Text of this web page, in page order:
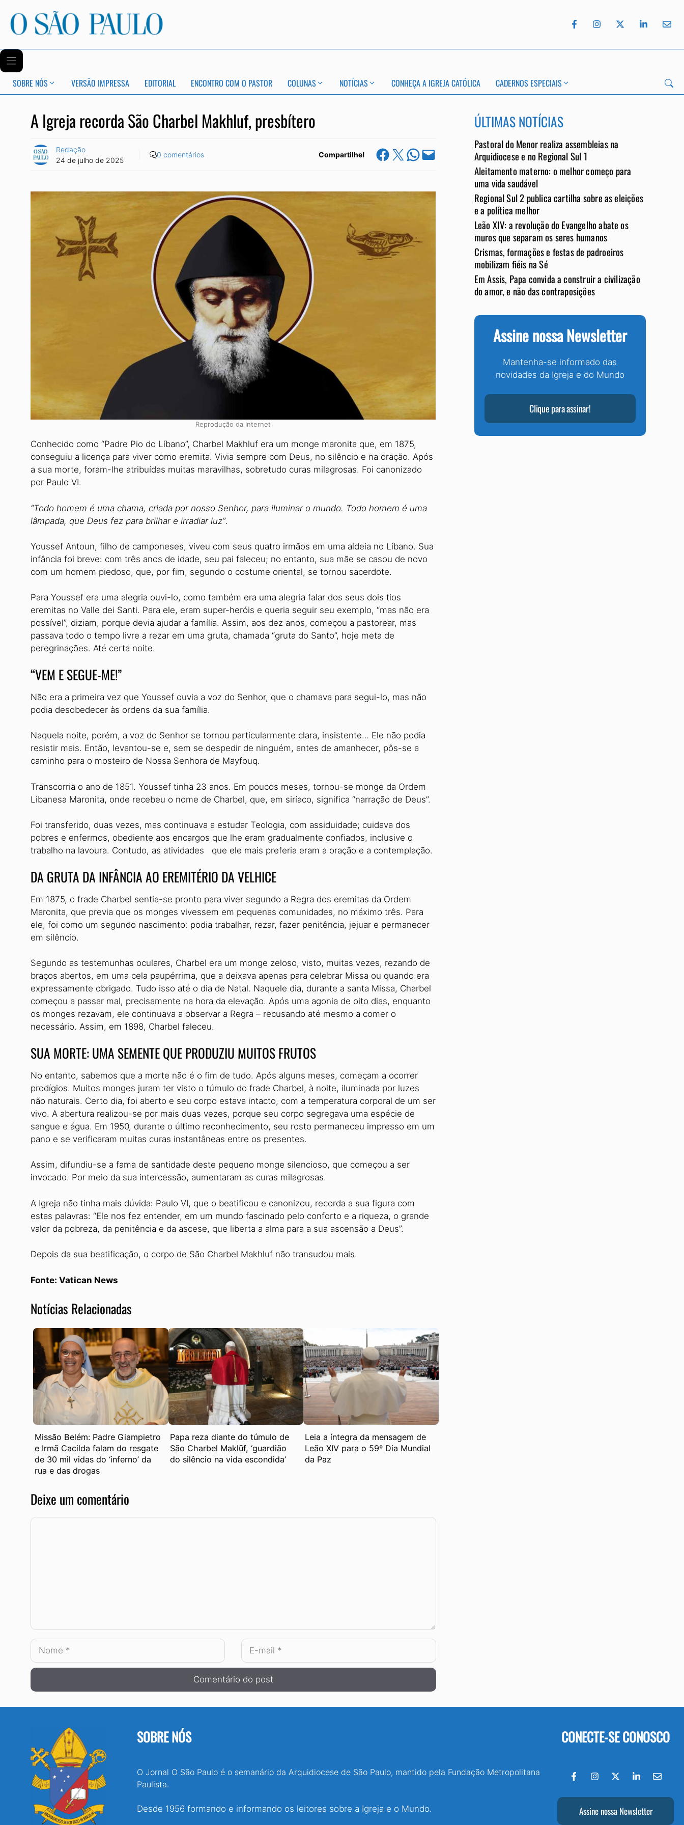
SOBRE NÓS VERSÃO IMPRESSA EDITORIAL ENCONTRO COM O PASTOR COLUNAS NOTÍCIAS CONHEÇA A IGREJA CATÓLICA CADERNOS ESPECIAIS
A Igreja recorda São Charbel Makhluf, presbítero
Redação
24 de julho de 2025
0 comentários Compartilhe! Share on Facebook
Share on X Share on WhatsApp
Email this Page
Reprodução da Internet
Conhecido como “Padre Pio do Líbano”, Charbel Makhluf era um monge maronita que, em 1875,
conseguiu a licença para viver como eremita. Vivia sempre com Deus, no silêncio e na oração. Após
a sua morte, foram-lhe atribuídas muitas maravilhas, sobretudo curas milagrosas. Foi canonizado
por Paulo VI.
“Todo homem é uma chama, criada por nosso Senhor, para iluminar o mundo. Todo homem é uma
lâmpada, que Deus fez para brilhar e irradiar luz”.
Youssef Antoun, filho de camponeses, viveu com seus quatro irmãos em uma aldeia no Líbano. Sua
infância foi breve: com três anos de idade, seu pai faleceu; no entanto, sua mãe se casou de novo
com um homem piedoso, que, por fim, segundo o costume oriental, se tornou sacerdote.
Para Youssef era uma alegria ouvi-lo, como também era uma alegria falar dos seus dois tios
eremitas no Valle dei Santi. Para ele, eram super-heróis e queria seguir seu exemplo, “mas não era
possível”, diziam, porque devia ajudar a família. Assim, aos dez anos, começou a pastorear, mas
passava todo o tempo livre a rezar em uma gruta, chamada “gruta do Santo”, hoje meta de
peregrinações. Até certa noite.
“VEM E SEGUE-ME!”
Não era a primeira vez que Youssef ouvia a voz do Senhor, que o chamava para segui-lo, mas não
podia desobedecer às ordens da sua família.
Naquela noite, porém, a voz do Senhor se tornou particularmente clara, insistente… Ele não podia
resistir mais. Então, levantou-se e, sem se despedir de ninguém, antes de amanhecer, pôs-se a
caminho para o mosteiro de Nossa Senhora de Mayfouq.
Transcorria o ano de 1851. Youssef tinha 23 anos. Em poucos meses, tornou-se monge da Ordem
Libanesa Maronita, onde recebeu o nome de Charbel, que, em siríaco, significa “narração de Deus”.
Foi transferido, duas vezes, mas continuava a estudar Teologia, com assiduidade; cuidava dos
pobres e enfermos, obediente aos encargos que lhe eram gradualmente confiados, inclusive o
trabalho na lavoura. Contudo, as atividades que ele mais preferia eram a oração e a contemplação.
DA GRUTA DA INFÂNCIA AO EREMITÉRIO DA VELHICE
Em 1875, o frade Charbel sentia-se pronto para viver segundo a Regra dos eremitas da Ordem
Maronita, que previa que os monges vivessem em pequenas comunidades, no máximo três. Para
ele, foi como um segundo nascimento: podia trabalhar, rezar, fazer penitência, jejuar e permanecer
em silêncio.
Segundo as testemunhas oculares, Charbel era um monge zeloso, visto, muitas vezes, rezando de
braços abertos, em uma cela paupérrima, que a deixava apenas para celebrar Missa ou quando era
expressamente obrigado. Tudo isso até o dia de Natal. Naquele dia, durante a santa Missa, Charbel
começou a passar mal, precisamente na hora da elevação. Após uma agonia de oito dias, enquanto
os monges rezavam, ele continuava a observar a Regra – recusando até mesmo a comer o
necessário. Assim, em 1898, Charbel faleceu.
SUA MORTE: UMA SEMENTE QUE PRODUZIU MUITOS FRUTOS
No entanto, sabemos que a morte não é o fim de tudo. Após alguns meses, começam a ocorrer
prodígios. Muitos monges juram ter visto o túmulo do frade Charbel, à noite, iluminada por luzes
não naturais. Certo dia, foi aberto e seu corpo estava intacto, com a temperatura corporal de um ser
vivo. A abertura realizou-se por mais duas vezes, porque seu corpo segregava uma espécie de
sangue e água. Em 1950, durante o último reconhecimento, seu rosto permaneceu impresso em um
pano e se verificaram muitas curas instantâneas entre os presentes.
Assim, difundiu-se a fama de santidade deste pequeno monge silencioso, que começou a ser
invocado. Por meio da sua intercessão, aumentaram as curas milagrosas.
A Igreja não tinha mais dúvida: Paulo VI, que o beatificou e canonizou, recorda a sua figura com
estas palavras: “Ele nos fez entender, em um mundo fascinado pelo conforto e a riqueza, o grande
valor da pobreza, da penitência e da ascese, que liberta a alma para a sua ascensão a Deus”.
Depois da sua beatificação, o corpo de São Charbel Makhluf não transudou mais.
Fonte: Vatican News
Notícias Relacionadas
Missão Belém: Padre Giampietro
e Irmã Cacilda falam do resgate
de 30 mil vidas do ‘inferno’ da
rua e das drogas
Papa reza diante do túmulo de
São Charbel Maklūf, ‘guardião
do silêncio na vida escondida’
Leia a íntegra da mensagem de
Leão XIV para o 59º Dia Mundial
da Paz
Deixe um comentário
Comentário
Nome
E-
mail
ÚLTIMAS NOTÍCIAS
Pastoral do Menor realiza assembleias na
Arquidiocese e no Regional Sul 1
Aleitamento materno: o melhor começo para
uma vida saudável
Regional Sul 2 publica cartilha sobre as eleições
e a política melhor
Leão XIV: a revolução do Evangelho abate os
muros que separam os seres humanos
Crismas, formações e festas de padroeiros
mobilizam fiéis na Sé
Em Assis, Papa convida a construir a civilização
do amor, e não das contraposições
Assine nossa Newsletter
Mantenha-se informado das
novidades da Igreja e do Mundo
Clique para assinar!
SOBRE NÓS
O Jornal O São Paulo é o semanário da Arquidiocese de São Paulo, mantido pela Fundação Metropolitana
Paulista.
Desde 1956 formando e informando os leitores sobre a Igreja e o Mundo.
CONECTE-SE CONOSCO
Assine nossa Newsletter